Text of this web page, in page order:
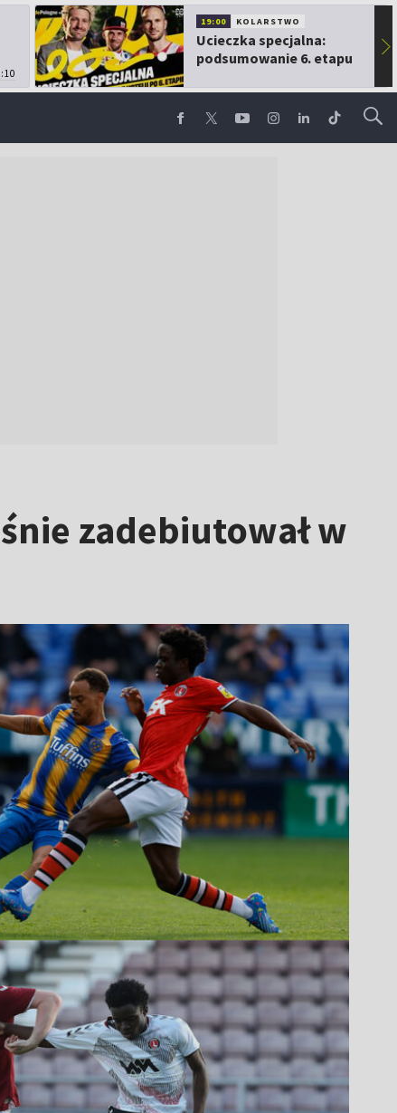
19:00 KOLARSTWO
Ucieczka specjalna:
podsumowanie 6. etapu
▶
zadebiutował w